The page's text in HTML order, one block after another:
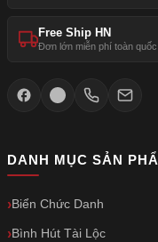
Free Ship HN
Đơn lớn miễn phí toàn quốc
DANH MỤC SẢN
Biển Chức Danh
Bình Hút Tài Lộc